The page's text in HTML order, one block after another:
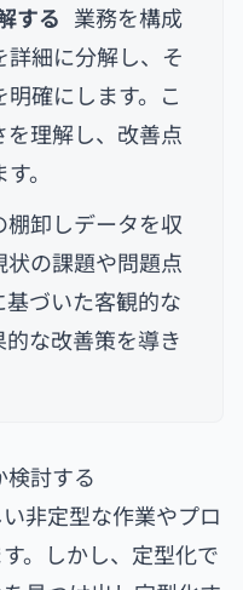
する 業務を構成
細に分解し、そ
確にします。こ
理解し、改善点
。
棚卸しデータを収
の課題や問題点
づいた客観的な
な改善策を導き
討する
非定型な作業やプロ
。しかし、定型化で